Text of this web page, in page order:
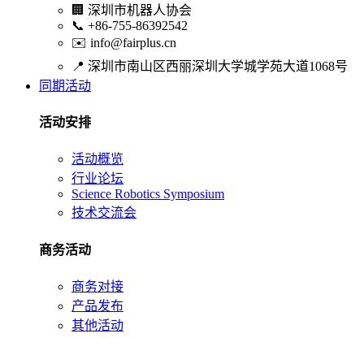
🏢 深圳市机器人协会
📞 +86-755-86392542
✉️ info@fairplus.cn
📍 深圳市南山区西丽深圳大学城学苑大道1068号
同期活动
活动安排
活动概览
行业论坛
Science Robotics Symposium
技术交流会
商务活动
商务对接
产品发布
其他活动